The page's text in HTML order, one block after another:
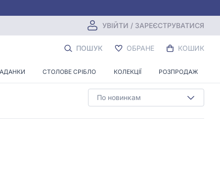
УВІЙТИ / ЗАРЕЄСТРУВАТИСЯ
ПОШУК ОБРАНЕ КОШИК
СТОЛОВЕ СРІБЛО КОЛЕКЦІЇ РОЗПРОДАЖ
По новинкам